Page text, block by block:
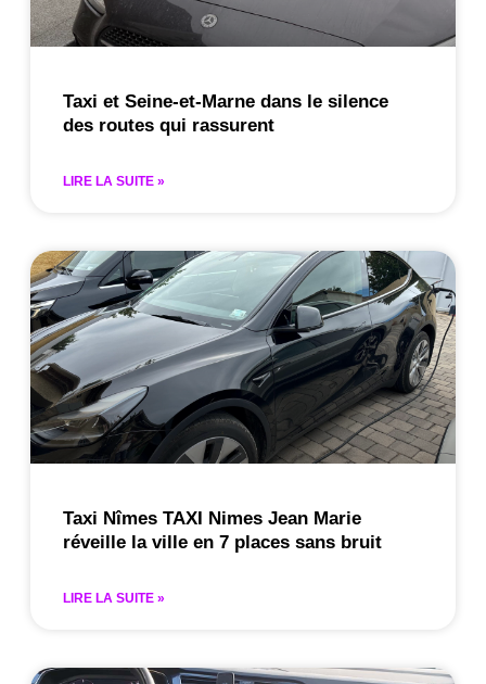
Taxi et Seine-et-Marne dans le silence
des routes qui rassurent
LIRE LA SUITE »
Taxi Nîmes TAXI Nimes Jean Marie
réveille la ville en 7 places sans bruit
LIRE LA SUITE »